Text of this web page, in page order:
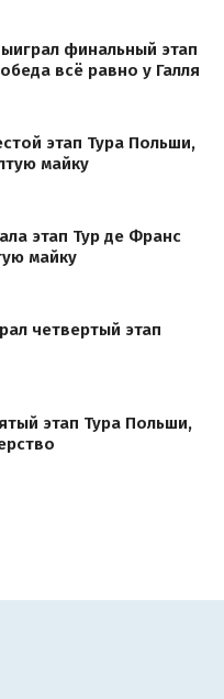
финальный этап
всё равно у Галля
этап Тура Польши,
майку
этап Тур де Франс
майку
четвертый этап
этап Тура Польши,